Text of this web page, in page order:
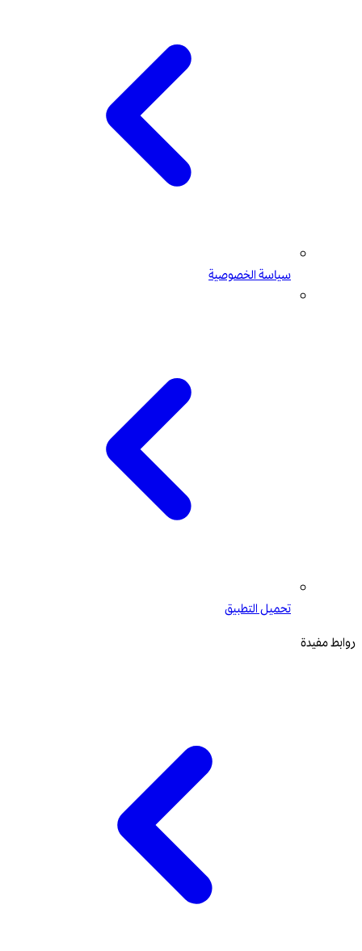
سياسة الخصوصية
تحميل التطبيق
روابط مفيدة